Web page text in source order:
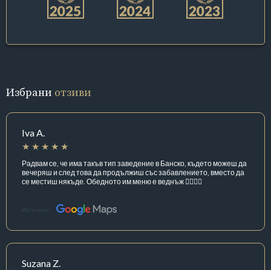
Избрани отзиви
Iva A.
Радвам се, че има такъв тип заведение в Банско, където можеш да
вечеряш и след това да продължиш със забавлението, вместо да
се местиш някъде. Обедното им меню е веднъж 👌🏼🙌🏼
Източник:
Suzana Z.